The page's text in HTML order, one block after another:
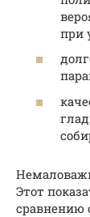
при
Этот
сравнению